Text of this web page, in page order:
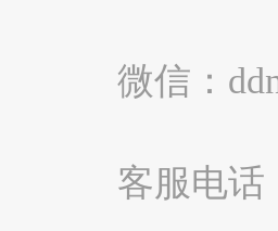
微信：
客服电话